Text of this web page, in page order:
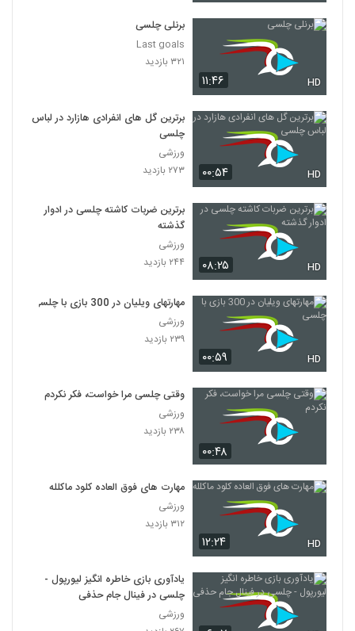
۱۱:۴۶ HD
برنلی چلسی
Last goals
۳۲۱ بازدید
۰۰:۵۴ HD
برترین گل های انفرادی هازارد در لباس
چلسی
ورزشی
۲۷۳ بازدید
۰۸:۲۵ HD
برترین ضربات کاشته چلسی در ادوار
گذشته
ورزشی
۲۴۴ بازدید
۰۰:۵۹ HD
مهارتهای ویلیان در 300 بازی با چلسی
ورزشی
۲۳۹ بازدید
۰۰:۴۸
وقتی چلسی مرا خواست، فکر نکردم
ورزشی
۲۳۸ بازدید
۱۲:۲۴ HD
مهارت‌ های فوق العاده کلود ماکلله
ورزشی
۳۱۲ بازدید
یادآوری بازی خاطره‌ انگیز لیورپول -
چلسی در فینال جام حذفی
ورزشی